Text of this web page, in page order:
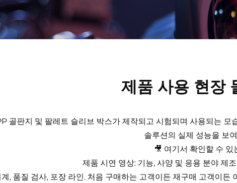
제품 사용 현장
골판지 및 팔레트 슬리브 박스가 제작되고 시험되며 사용되는
솔루션의 실제 성능을 보
🎥 여기서 확인할 수 있
제품 시연 영상: 기능, 사양 및 응용 분야 제
, 품질 검사, 포장 라인. 처음 구매하는 고객이든 재구매 고객이